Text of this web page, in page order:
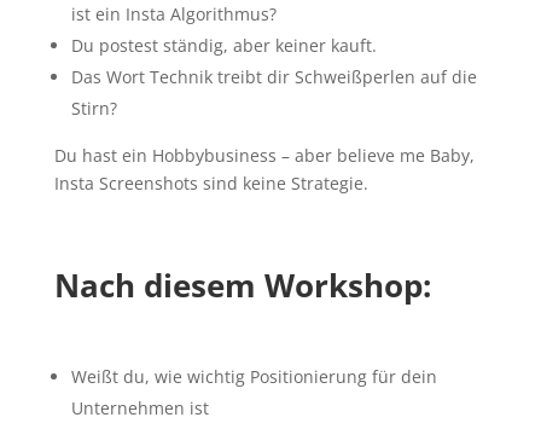
ist ein Insta Algorithmus?
Du postest ständig, aber keiner kauft.
Das Wort Technik treibt dir Schweißperlen auf die
Stirn?
Du hast ein Hobbybusiness – aber believe me Baby,
Insta Screenshots sind keine Strategie.
Nach diesem Workshop:
Weißt du, wie wichtig Positionierung für dein
Unternehmen ist